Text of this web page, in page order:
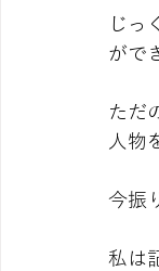
じっ
がで
ただ
人物
今振
私は